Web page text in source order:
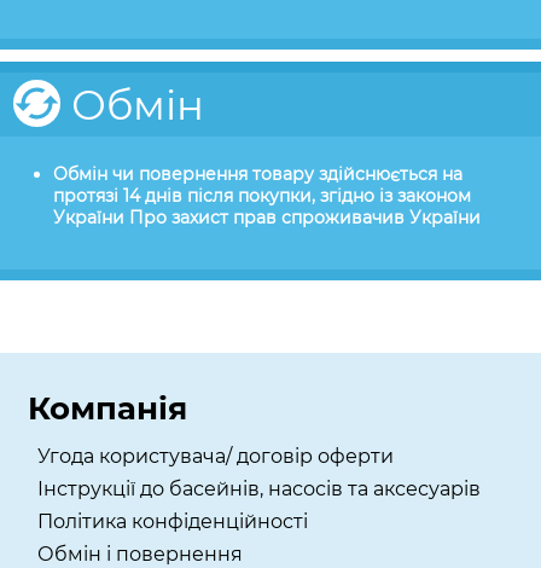
Обмін
Обмін чи повернення товару здійснюється на
протязі 14 днів після покупки, згідно із законом
України Про захист прав спроживачив України
Компанія
Угода користувача/ договір оферти
Інструкції до басейнів, насосів та аксесуарів
Політика конфіденційності
Обмін і повернення